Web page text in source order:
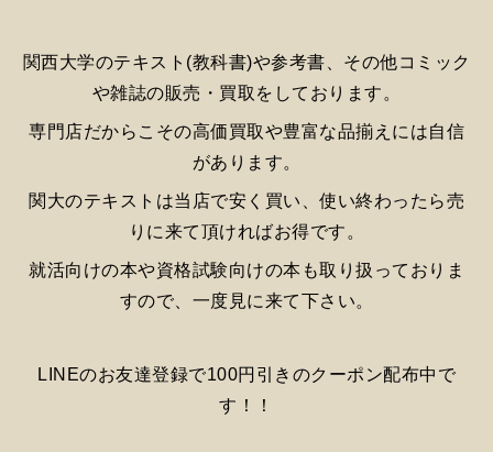
関西大学のテキスト(教科書)や参考書、その他コミック
や雑誌の販売・買取をしております。
専門店だからこその高価買取や豊富な品揃えには自信
があります。
関大のテキストは当店で安く買い、使い終わったら売
りに来て頂ければお得です。
就活向けの本や資格試験向けの本も取り扱っておりま
すので、一度見に来て下さい。
LINEのお友達登録で100円引きのクーポン配布中で
す！！